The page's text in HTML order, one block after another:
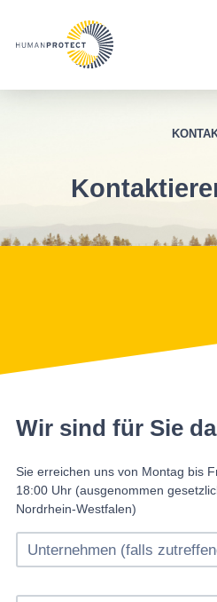
Wir sind für Sie da
Sie erreichen uns von Montag bis
18:00 Uhr (ausgenommen
Nordrhein-Westfalen)